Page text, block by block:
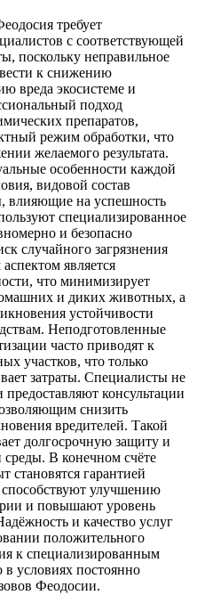
требует
с соответствующей
поскольку неправильное
к снижению
вреда экосистеме и
подход
препаратов,
режим обработки, что
желаемого результата.
особенности каждой
видовой состав
влияющие на успешность
специализированное
и безопасно
случайного загрязнения
является
что минимизирует
и диких животных, а
устойчивости
Неподготовленные
часто приводят к
участков, что только
затраты. Специалисты не
предоставляют консультации
снизить
вредителей. Такой
долгосрочную защиту и
среды. В конечном счёте
становятся гарантией
улучшению
и повышают уровень
и качество услуг
положительного
к специализированным
условиях постоянно
Феодосии.